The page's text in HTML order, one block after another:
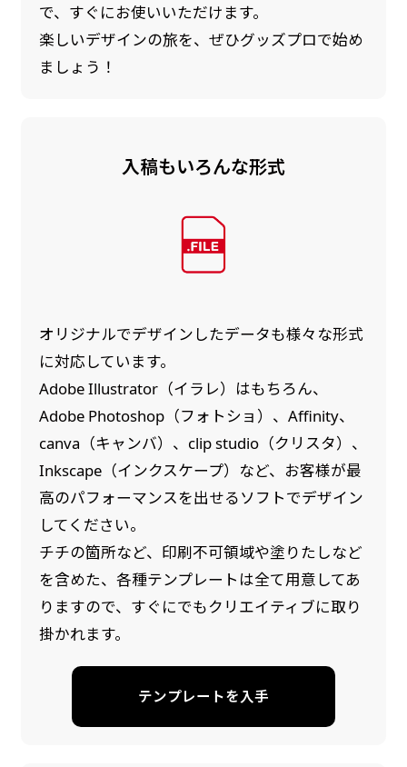
で、すぐにお使いいただけます。
楽しいデザインの旅を、ぜひグッズプロで始め
ましょう！
入稿もいろんな形式
オリジナルでデザインしたデータも様々な形式
に対応しています。
Adobe Illustrator（イラレ）はもちろん、
Adobe Photoshop（フォトショ）、Affinity、
canva（キャンバ）、clip studio（クリスタ）、
Inkscape（インクスケープ）など、お客様が最
高のパフォーマンスを出せるソフトでデザイン
してください。
チチの箇所など、印刷不可領域や塗りたしなど
を含めた、各種テンプレートは全て用意してあ
りますので、すぐにでもクリエイティブに取り
掛かれます。
テンプレートを入手